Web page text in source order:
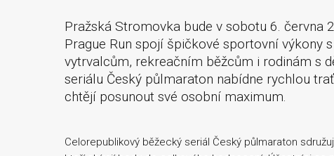
Pražská Stromovka bude v sobotu 6. června
Prague Run spojí špičkové sportovní výkony
vytrvalcům, rekreačním běžcům i rodinám s
seriálu Český půlmaraton nabídne rychlou
chtějí posunout své osobní maximum.
Celorepublikový běžecký seriál Český půlmaraton